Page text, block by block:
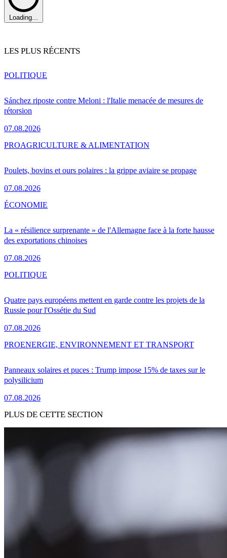
Loading...
LES PLUS RÉCENTS
Sánchez riposte contre Meloni : l'Italie menacée de mesures de
rétorsion
07.08.2026
POLITIQUE
Poulets, bovins et ours polaires : la grippe aviaire se propage
07.08.2026
PROAGRICULTURE & ALIMENTATION
La « résilience surprenante » de l'Allemagne face à la forte hausse
des exportations chinoises
07.08.2026
ÉCONOMIE
Quatre pays européens mettent en garde contre les projets de la
Russie pour l'Ossétie du Sud
07.08.2026
POLITIQUE
Panneaux solaires et puces : Trump impose 15% de taxes sur le
polysilicium
07.08.2026
PROENERGIE, ENVIRONNEMENT ET TRANSPORT
PLUS DE CETTE SECTION